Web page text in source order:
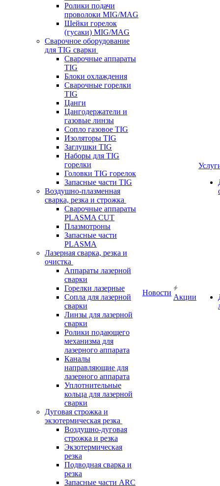
Ролики подачи
проволоки MIG/MAG
Шейки горелок
(гусаки) MIG/MAG
Сварочное оборудование
для TIG сварки
Сварочные аппараты
TIG
Блоки охлаждения
Сварочные горелки
TIG
Цанги
Цангодержатели и
газовые линзы
Сопло газовое TIG
Изоляторы TIG
Заглушки TIG
Наборы для TIG
горелки
Головки TIG горелок
Запасные части TIG
Воздушно-плазменная
сварка, резка и строжка
Сварочные аппараты
PLASMA CUT
Плазмотроны
Запасные части
PLASMA
Лазерная сварка, резка и
очистка
Аппараты лазерной
сварки
Горелки лазерные
Сопла для лазерной
сварки
Линзы для лазерной
сварки
Ролики подающего
механизма для
лазерного аппарата
Каналы
направляющие для
лазерного аппарата
Уплотнительные
кольца для лазерной
сварки
Дуговая строжка и
экзотермическая резка
Воздушно-дуговая
строжка и резка
Экзотермическая
резка
Подводная сварка и
резка
Запасные части ARC
Новости
Акции